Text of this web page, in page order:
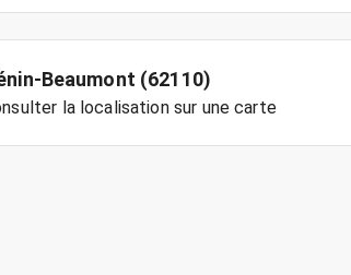
Beaumont (62110)
la localisation sur une carte